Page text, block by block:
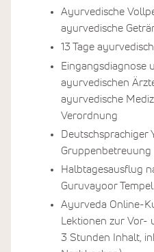
Ayurvedische
ayurvedische
13 Tage
Eingangsdiagnose
ayurvedischen
ayurvedische
Verordnung
Deutschsprachiger
Gruppenbetreuung
Halbtagesausflug
Guruvayoor Tempel
Ayurveda Online-
Lektionen zur Vor-
3 Stunden Inhalt,